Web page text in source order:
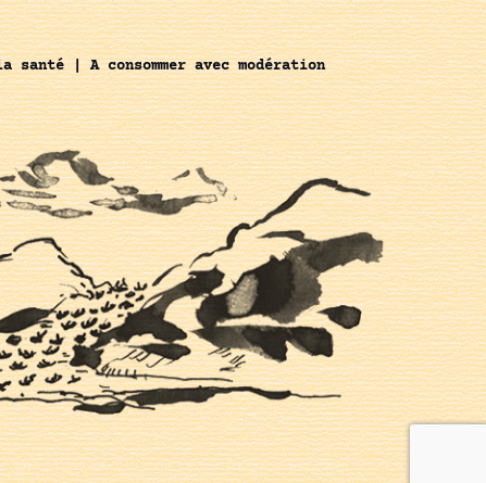
| A consommer avec modération